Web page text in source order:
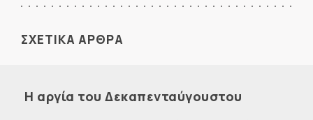
ΣΧΕΤΙΚΑ ΑΡΘΡΑ
Η αργία του Δεκαπενταύγουστου